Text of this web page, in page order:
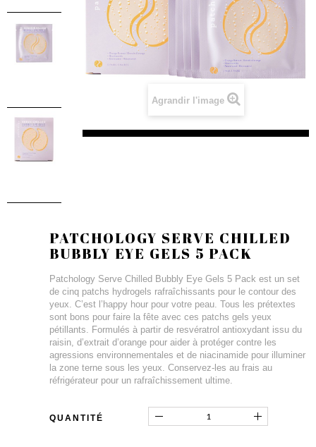
Agrandir l'image
PATCHOLOGY SERVE CHILLED
BUBBLY EYE GELS 5 PACK
Patchology Serve Chilled Bubbly Eye Gels 5 Pack est un set
de cinq patchs hydrogels rafraîchissants pour le contour des
yeux. C’est l’happy hour pour votre peau. Tous les prétextes
sont bons pour faire la fête avec ces patchs gels yeux
pétillants. Formulés à partir de resvératrol antioxydant issu du
raisin, d’extrait d’orange pour aider à protéger contre les
agressions environnementales et de niacinamide pour illuminer
la zone terne sous les yeux. Conservez-les au frais au
réfrigérateur pour un rafraîchissement ultime.
QUANTITÉ